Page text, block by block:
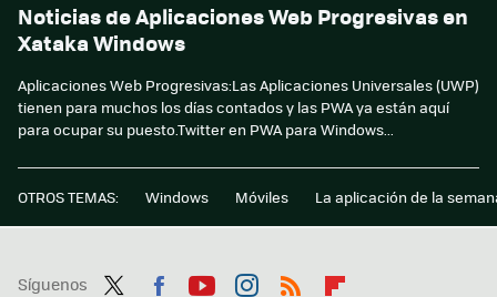
Noticias de Aplicaciones Web Progresivas en
Xataka Windows
Aplicaciones Web Progresivas:Las Aplicaciones Universales (UWP)
tienen para muchos los días contados y las PWA ya están aquí
para ocupar su puesto.Twitter en PWA para Windows...
OTROS TEMAS: Windows Móviles La aplicación de la
Síguenos